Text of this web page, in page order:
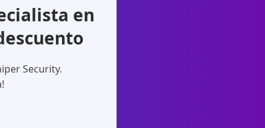
en
Security.